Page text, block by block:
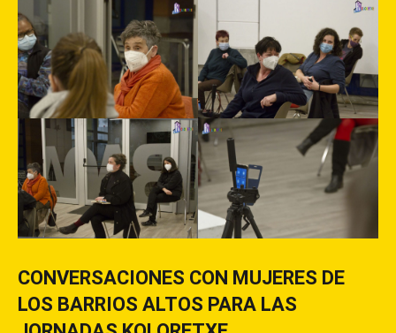
CONVERSACIONES CON MUJERES DE
LOS BARRIOS ALTOS PARA LAS